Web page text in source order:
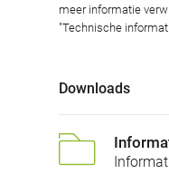
meer informatie
"Technische
Downloads